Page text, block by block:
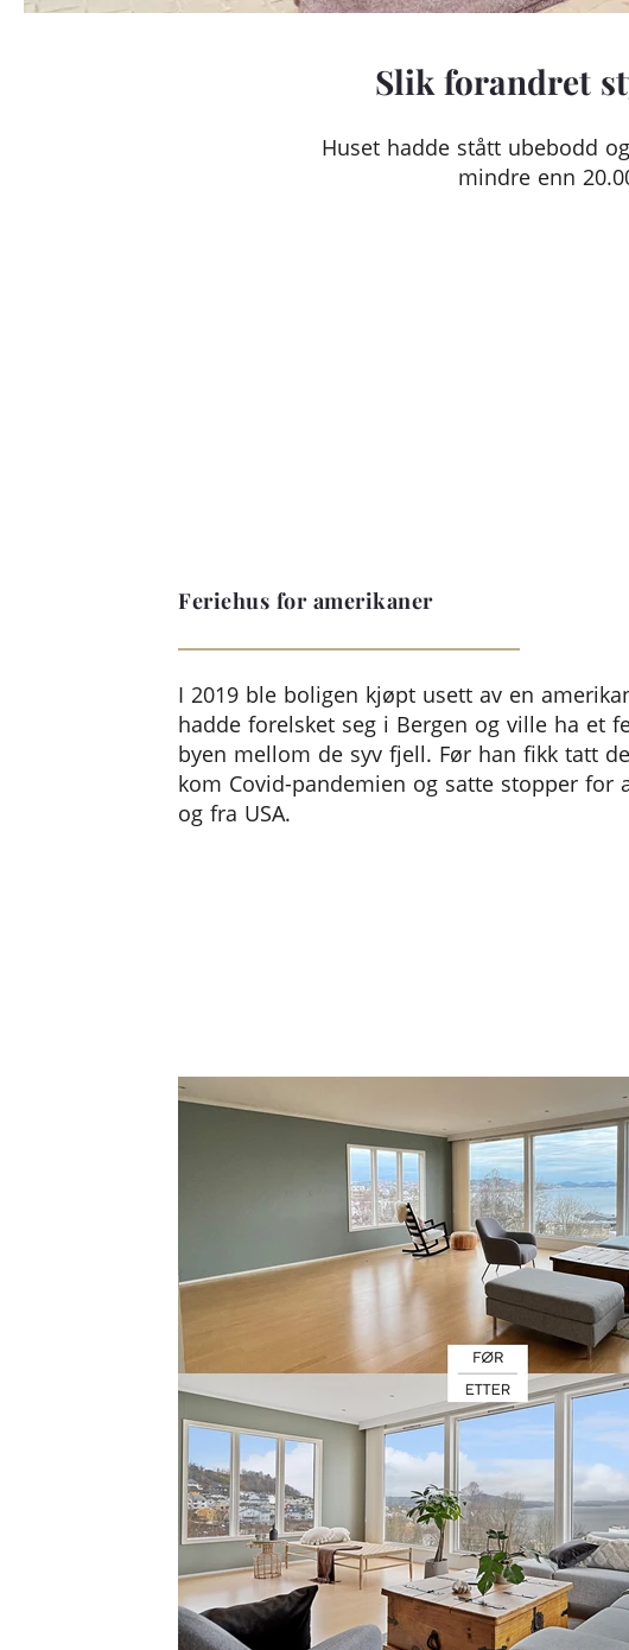
Slik forandret
Huset hadde stått ubebodd
mindre enn
Feriehus for amerikaner
I 2019 ble boligen kjøpt usett av en
hadde forelsket seg i Bergen og ville ha et
byen mellom de syv fjell. Før han fikk tatt
kom Covid-pandemien og satte stopper for
og fra USA.